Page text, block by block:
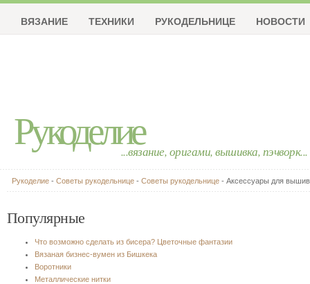
Рукоделие...вязание, оригами, вышивка, пэчворк...
ВЯЗАНИЕ ТЕХНИКИ РУКОДЕЛЬНИЦЕ НОВОСТИ
Рукоделие - Советы рукодельнице - Советы рукодельнице - Аксессуары для
Популярные
Что возможно сделать из бисера? Цветочные фантазии
Вязаная бизнес-вумен из Бишкека
Воротники
Металлические нитки